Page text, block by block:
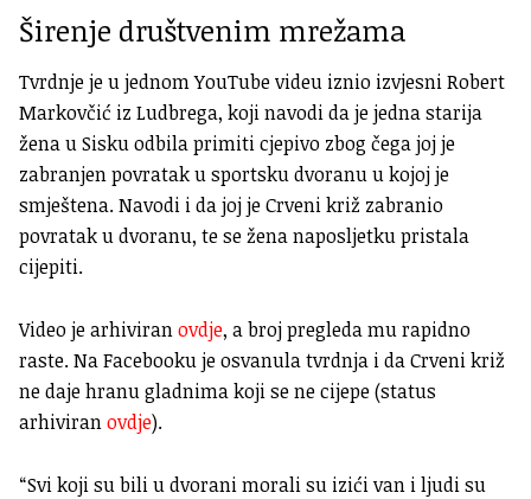
Širenje društvenim mrežama
Tvrdnje je u jednom YouTube videu iznio izvjesni Robert
Markovčić iz Ludbrega, koji navodi da je jedna starija
žena u Sisku odbila primiti cjepivo zbog čega joj je
zabranjen povratak u sportsku dvoranu u kojoj je
smještena. Navodi i da joj je Crveni križ zabranio
povratak u dvoranu, te se žena naposljetku pristala
cijepiti.
Video je arhiviranovdje, a broj pregleda mu rapidno
raste. Na Facebooku je osvanula tvrdnja i da Crveni križ
ne daje hranu gladnima koji se ne cijepe (status
arhiviranovdje).
“Svi koji su bili u dvorani morali su izići van i ljudi su